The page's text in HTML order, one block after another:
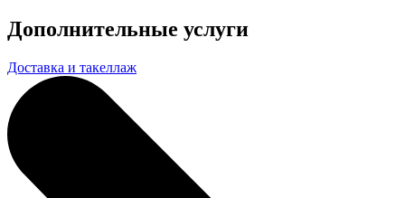
Дополнительные услуги
Доставка и такеллаж